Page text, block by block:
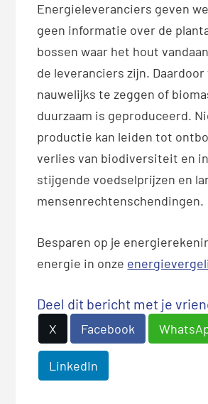
Energieleveranciers geven
geen informatie over de
bossen waar het hout
de leveranciers zijn. Daardoor
nauwelijks te zeggen of
duurzaam is geproduceerd.
productie kan leiden tot
verlies van biodiversiteit en
stijgende voedselprijzen en
mensenrechtenschendingen.
Besparen op je
energie in onze
Deel dit bericht met je
X Facebook
LinkedIn